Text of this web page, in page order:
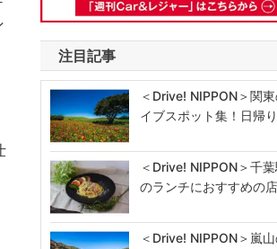
注目記事
＜Drive! NIPPON＞関
イブスポット集！日帰
＜Drive! NIPPON＞千
のランチにおすすめの
＜Drive! NIPPON＞嵐